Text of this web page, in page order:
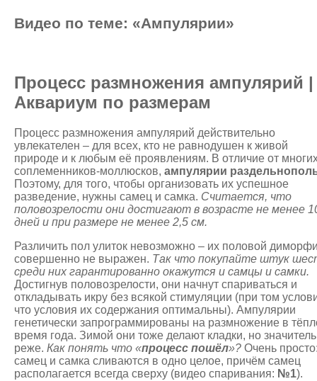
Видео по теме: «Ампулярии»
Процесс размножения ампулярий |
Аквариум по размерам
Процесс размножения ампулярий действительно
увлекателен – для всех, кто не равнодушен к живой
природе и к любым её проявлениям. В отличие от
соплеменников-моллюсков, ампулярии
Поэтому, для того, чтобы организовать их успешное
разведение, нужны самец и самка. Считается, что
половозрелости они достигают в возрасте не менее
дней и при размере не менее 2,5 см.
Различить пол улиток невозможно – их половой
совершенно не выражен. Так что покупайте штук
среди них гарантированно окажутся и самцы и самки.
Достигнув половозрелости, они начнут спариваться и
откладывать икру без всякой стимуляции (при том
что условия их содержания оптимальны). Ампулярии
генетически запрограммированы на размножение в
время года. Зимой они тоже делают кладки, но
реже. Как понять что «процесс пошёл»? Очень
самец и самка сливаются в одно целое, причём самец
располагается всегда сверху (видео спаривания: №1).